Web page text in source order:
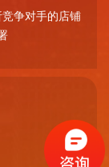
争对手的店铺